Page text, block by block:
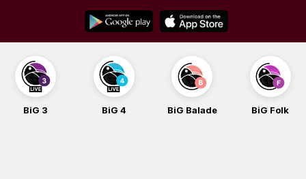
content
BiG 3 BiG 4 BiG Balade BiG Folk